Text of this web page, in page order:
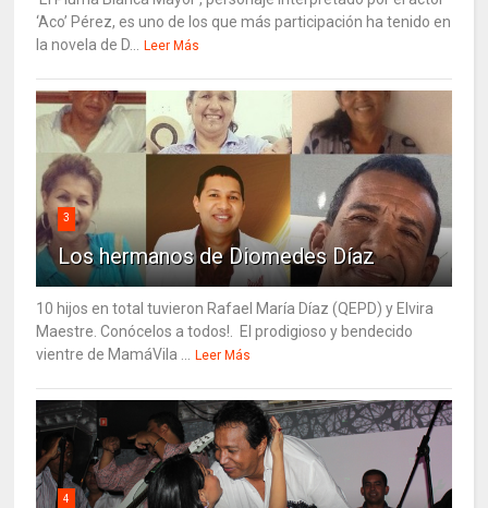
‘Aco’ Pérez, es uno de los que más participación ha tenido en
la novela de D...
Leer Más
3
Los hermanos de Diomedes Díaz
10 hijos en total tuvieron Rafael María Díaz (QEPD) y Elvira
Maestre. Conócelos a todos!. El prodigioso y bendecido
vientre de MamáVila ...
Leer Más
4